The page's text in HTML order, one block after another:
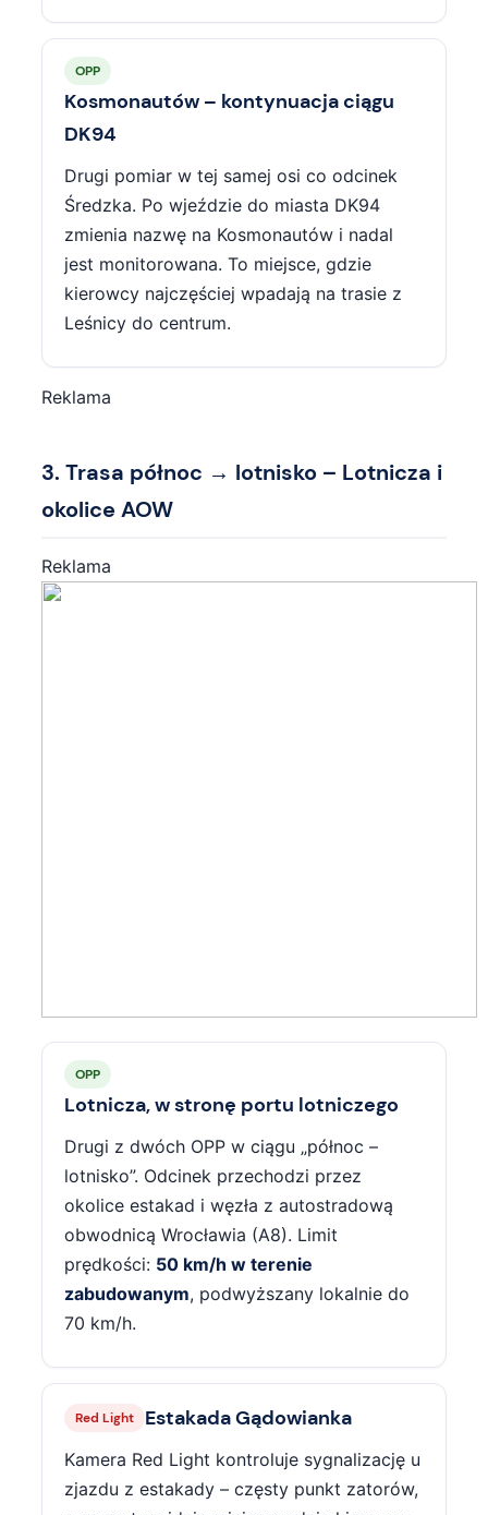
OPP
Kosmonautów – kontynuacja ciągu
DK94
Drugi pomiar w tej samej osi co odcinek
Średzka. Po wjeździe do miasta DK94
zmienia nazwę na Kosmonautów i nadal
jest monitorowana. To miejsce, gdzie
kierowcy najczęściej wpadają na trasie z
Leśnicy do centrum.
Reklama
3. Trasa północ → lotnisko – Lotnicza i
okolice AOW
Reklama
OPP
Lotnicza, w stronę portu lotniczego
Drugi z dwóch OPP w ciągu „północ –
lotnisko”. Odcinek przechodzi przez
okolice estakad i węzła z autostradową
obwodnicą Wrocławia (A8). Limit
prędkości: 50 km/h w terenie
zabudowanym, podwyższany lokalnie do
70 km/h.
Red Light Estakada Gądowianka
Kamera Red Light kontroluje sygnalizację u
zjazdu z estakady – częsty punkt zatorów,